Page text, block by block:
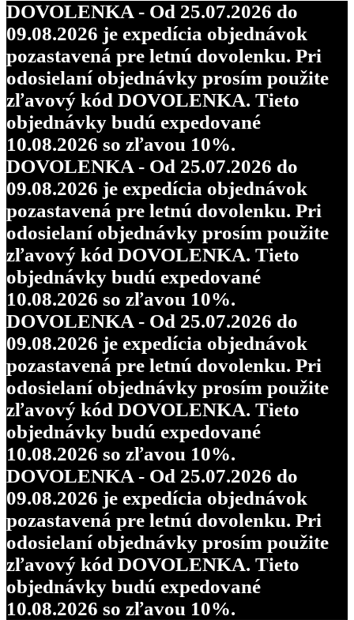
DOVOLENKA - Od 25.07.2026 do
09.08.2026 je expedícia objednávok
pozastavená pre letnú dovolenku. Pri
odosielaní objednávky prosím použite
zľavový kód DOVOLENKA. Tieto
objednávky budú expedované
10.08.2026 so zľavou 10%.
DOVOLENKA - Od 25.07.2026 do
09.08.2026 je expedícia objednávok
pozastavená pre letnú dovolenku. Pri
odosielaní objednávky prosím použite
zľavový kód DOVOLENKA. Tieto
objednávky budú expedované
10.08.2026 so zľavou 10%.
DOVOLENKA - Od 25.07.2026 do
09.08.2026 je expedícia objednávok
pozastavená pre letnú dovolenku. Pri
odosielaní objednávky prosím použite
zľavový kód DOVOLENKA. Tieto
objednávky budú expedované
10.08.2026 so zľavou 10%.
DOVOLENKA - Od 25.07.2026 do
09.08.2026 je expedícia objednávok
pozastavená pre letnú dovolenku. Pri
odosielaní objednávky prosím použite
zľavový kód DOVOLENKA. Tieto
objednávky budú expedované
10.08.2026 so zľavou 10%.